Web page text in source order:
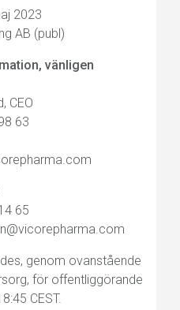
2023
AB (publ)
vänligen
CEO
63
65
genom ovanstående
för offentliggörande
CEST.